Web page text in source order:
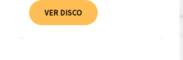
VER DISCO